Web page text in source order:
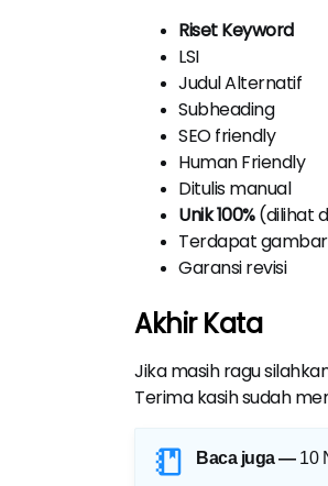
Riset Keyword
LSI
Judul Alternatif
Subheading
SEO friendly
Human Friendly
Ditulis manual
Unik 100%(dilihat
Terdapat
Garansi revisi
Akhir Kata
Jika masih ragu
Terima kasih sudah
Baca juga — 10